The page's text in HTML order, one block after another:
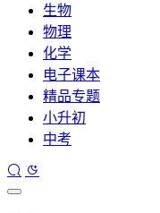
生物
物理
化学
电子课本
精品专题
小升初
中考